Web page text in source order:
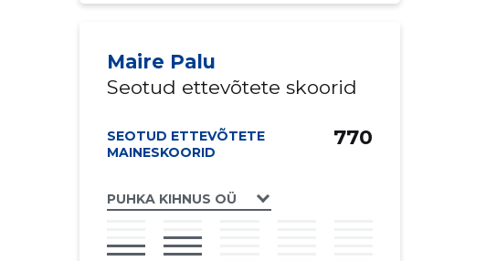
Maire Palu
Seotud ettevõtete skoorid
SEOTUD ETTEVÕTETE
MAINESKOORID
PUHKA KIHNUS OÜ
770